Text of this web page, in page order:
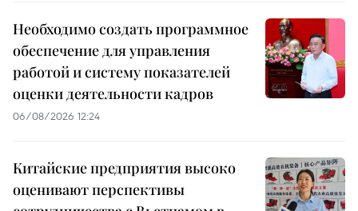
Необходимо создать программное
обеспечение для управления
работой и систему показателей
оценки деятельности кадров
06/08/2026 12:24
Китайские предприятия высоко
оценивают перспективы